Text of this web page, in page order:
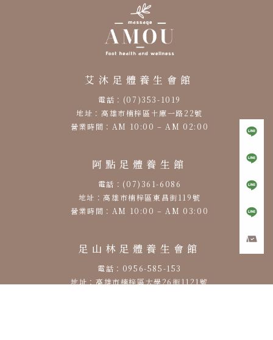
艾沐足體養生會館
電話：(07)353-1019
地址：高雄市楠梓區土庫一路22號
營業時間：AM 10:00 – AM 02:00
阿點足體養生館
電話：(07)361-6086
地址：高雄市楠梓區東昌街119號
營業時間：AM 10:00 – AM 03:00
足山林足體養生會館
電話：0956-585-153
地址：高雄市楠梓區大學26街1121號